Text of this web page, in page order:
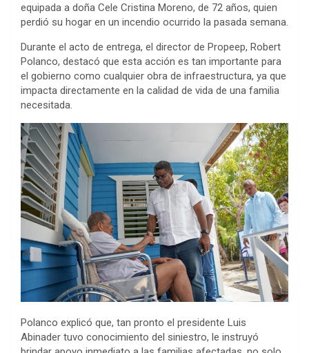
equipada a doña Cele Cristina Moreno, de 72 años, quien
perdió su hogar en un incendio ocurrido la pasada semana.
Durante el acto de entrega, el director de Propeep, Robert
Polanco, destacó que esta acción es tan importante para
el gobierno como cualquier obra de infraestructura, ya que
impacta directamente en la calidad de vida de una familia
necesitada.
Polanco explicó que, tan pronto el presidente Luis
Abinader tuvo conocimiento del siniestro, le instruyó